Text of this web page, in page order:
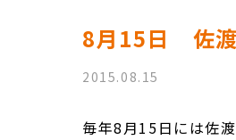
8月15日 佐
2015.08.15
毎年8月15日には佐